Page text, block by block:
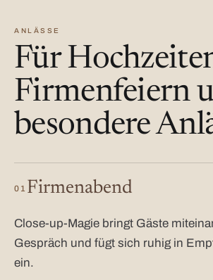
ANLÄSSE
Für
Firmenfeiern
besondere
01 Firmenabend
Close-up-Magie bringt Gäste
Gespräch und fügt sich ruhig in
ein.